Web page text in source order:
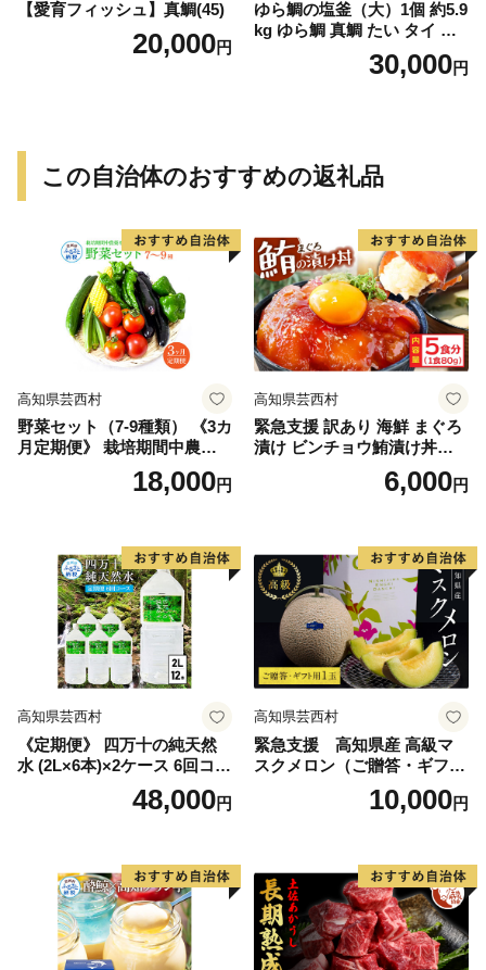
【愛育フィッシュ】真鯛(45)
20,000円
ゆら鯛の塩釜（大）1個 約5.9
kg ゆら鯛 真鯛 たい タイ 鯛
塩釜焼き 塩釜 魚 魚介類 海鮮
祝い事 お祝い ハレの日 食品
30,000円
この自治体のおすすめの返礼品
高知県芸西村
野菜セット（7‐9種類） 《3カ
月定期便》 栽培期間中農薬
不使用！ 季節の野菜 定期コ
ース 定期 無農薬 野菜 やさい
食べ物 食材 秋 旬の味覚 ご当
地 お取り寄せ 芸西村 18000
円 故郷納税 返礼品
18,000円
高知県芸西村
緊急支援 訳あり 海鮮 まぐろ
漬け ビンチョウ鮪漬け丼の
素80ｇ×5P（順次出荷中） ま
ぐろ（マグロ）訳アリ 冷凍
い 一人暮らし 人気 6000円 食
べて応援〈高知市共通返礼
品〉
6,000円
高知県芸西村
《定期便》 四万十の純天然
水 (2L×6本)×2ケース 6回コー
ス 水 天然水 軟水 モンドセレ
クション金賞受賞 ナチュラ
おすすめ 定期購入 定期便 故
郷納税 返礼品 高知 四万十川
ご家庭用 まとめ買い
48,000円
高知県芸西村
緊急支援 高知県産 高級マ
スクメロン（ご贈答・ギフト
用）1玉入〈南国市共通返礼
品〉【発送期間：4月〜12月
なります。】
10,000円